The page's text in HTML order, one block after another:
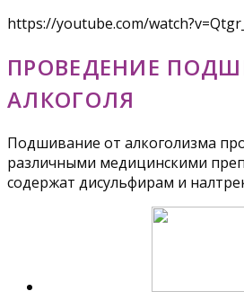
https://youtube.com/
ПРОВЕДЕНИЕ
АЛКОГОЛЯ
Подшивание от алкоголизма
различными медицинскими
содержат дисульфирам и